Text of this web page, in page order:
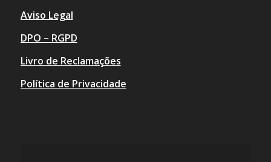
Aviso Legal
DPO – RGPD
Livro de Reclamações
Política de Privacidade